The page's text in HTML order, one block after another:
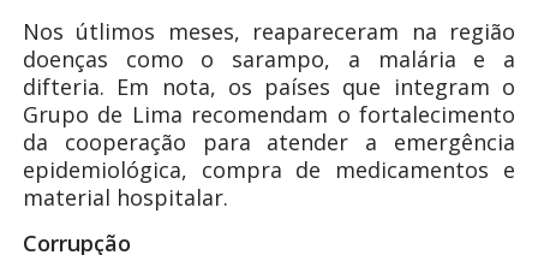
Nos útlimos meses, reapareceram na região
doenças como o sarampo, a malária e a
difteria. Em nota, os países que integram o
Grupo de Lima recomendam o fortalecimento
da cooperação para atender a emergência
epidemiológica, compra de medicamentos e
material hospitalar.
Corrupção